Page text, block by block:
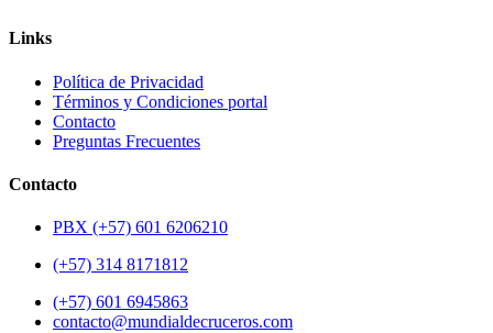
Links
Política de Privacidad
Términos y Condiciones portal
Contacto
Preguntas Frecuentes
Contacto
PBX (+57) 601 6206210
(+57) 314 8171812
(+57) 601 6945863
contacto@mundialdecruceros.com